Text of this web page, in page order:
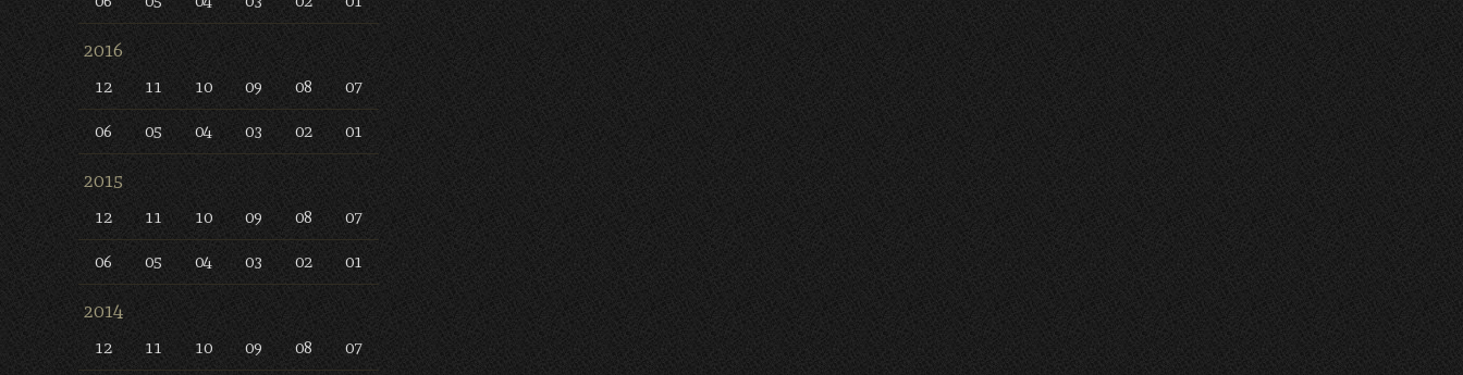
2016
12 11 10 09 08 07
06 05 04 03 02 01
2015
12 11 10 09 08 07
06 05 04 03 02 01
2014
12 11 10 09 08 07